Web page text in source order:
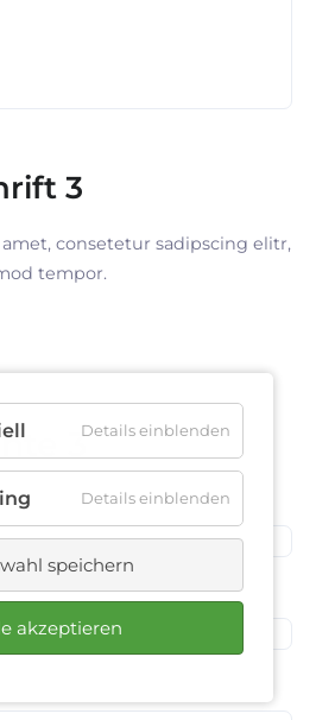
3
consetetur sadipscing elitr,
tempor.
3
September 2026
Frühstück
13. Juli 2026
10. Juli 2026
Details einblenden
Details einblenden
speichern
akzeptieren